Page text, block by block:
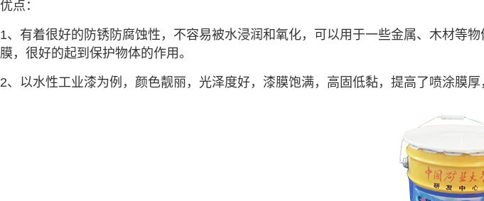
优点：
1、有着很好的防锈防腐蚀性，不容易被水浸润和氧化，可以用于一些金属、木材等物
膜，很好的起到保护物体的作用。
2、以水性工业漆为例，颜色靓丽，光泽度好，漆膜饱满，高固低黏，提高了喷涂膜